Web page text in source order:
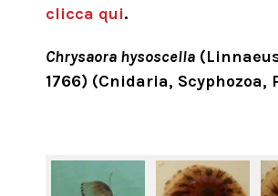
clicca qui.
Chrysaora hysoscella
1766) (Cnidaria, Scyphozoa,